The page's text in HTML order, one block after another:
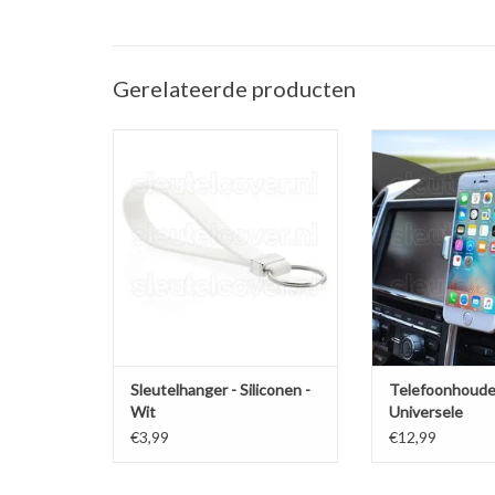
Gerelateerde producten
Sleutelhanger - Siliconen -
Wit
€3,99
Telefoonhouder
(Universele
in de
TOEVOEGEN AAN
Universele
ventilatiehouder
€12,99